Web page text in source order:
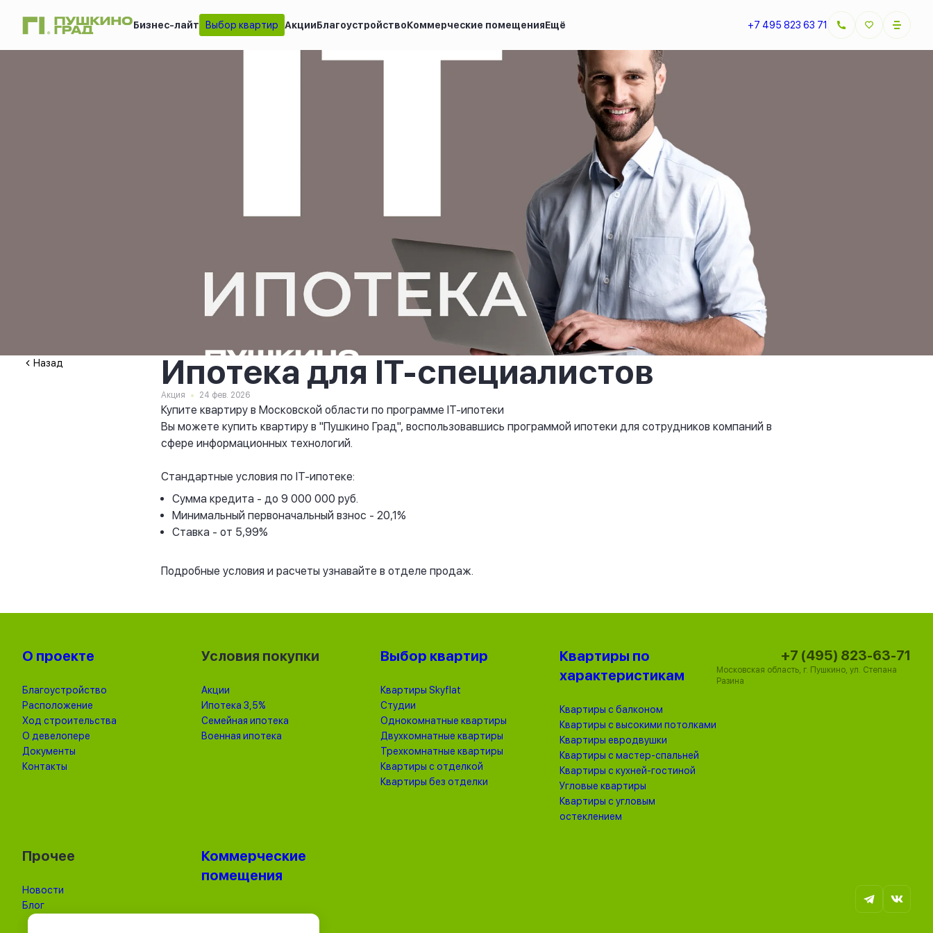
Бизнес-лайт Выбор квартир АкцииБлагоустройствоКоммерческие помещенияЕщё +7 495 823 63 71
Назад Ипотека для IT-специалистов
Акция 24 фев. 2026
Купите квартиру в Московской области по программе IT-ипотеки
Вы можете купить квартиру в "Пушкино Град", воспользовавшись программой ипотеки для сотрудников компаний в
сфере информационных технологий.
Стандартные условия по IT-ипотеке:
Сумма кредита - до 9 000 000 руб.
Минимальный первоначальный взнос - 20,1%
Ставка - от 5,99%
Подробные условия и расчеты узнавайте в отделе продаж.
О проекте
Благоустройство
Расположение
Ход строительства
О девелопере
Документы
Контакты
Условия покупки
Акции
Ипотека 3,5%
Семейная ипотека
Военная ипотека
Выбор квартир
Квартиры Skyflat
Студии
Однокомнатные квартиры
Двухкомнатные квартиры
Трехкомнатные квартиры
Квартиры с отделкой
Квартиры без отделки
Квартиры по
характеристикам
Квартиры с балконом
Квартиры с высокими потолками
Квартиры евродвушки
Квартиры с мастер-спальней
Квартиры с кухней-гостиной
Угловые квартиры
Квартиры с угловым
остеклением
Прочее
Новости
Блог
Коммерческие
помещения
+7 (495) 823-63-71
Московская область, г. Пушкино, ул. Степана
Разина